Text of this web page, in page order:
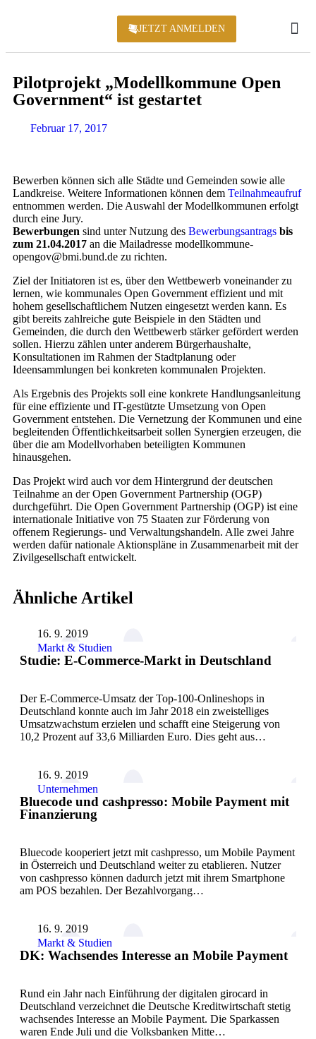
JETZT ANMELDEN
Pi­lot­pro­jekt „Mo­dell­kom­mu­ne Open
Go­ver­n­ment“ ist gestartet
Februar 17, 2017
Bewerben können sich alle Städte und Gemeinden sowie alle
Landkreise. Weitere Informationen können dem Teilnahmeaufruf
entnommen werden. Die Auswahl der Modellkommunen erfolgt
durch eine Jury.
Bewerbungen sind unter Nutzung des Bewerbungsantrags bis
zum 21.04.2017 an die Mailadresse modellkommune-
opengov@bmi.bund.de zu richten.
Ziel der Initiatoren ist es, über den Wettbewerb voneinander zu
lernen, wie kommunales Open Government effizient und mit
hohem gesellschaftlichem Nutzen eingesetzt werden kann. Es
gibt bereits zahlreiche gute Beispiele in den Städten und
Gemeinden, die durch den Wettbewerb stärker gefördert werden
sollen. Hierzu zählen unter anderem Bürgerhaushalte,
Konsultationen im Rahmen der Stadtplanung oder
Ideensammlungen bei konkreten kommunalen Projekten.
Als Ergebnis des Projekts soll eine konkrete Handlungsanleitung
für eine effiziente und IT-gestützte Umsetzung von Open
Government entstehen. Die Vernetzung der Kommunen und eine
begleitenden Öffentlichkeitsarbeit sollen Synergien erzeugen, die
über die am Modellvorhaben beteiligten Kommunen
hinausgehen.
Das Projekt wird auch vor dem Hintergrund der deutschen
Teilnahme an der Open Government Partnership (OGP)
durchgeführt. Die Open Government Partnership (OGP) ist eine
internationale Initiative von 75 Staaten zur Förderung von
offenem Regierungs- und Verwaltungshandeln. Alle zwei Jahre
werden dafür nationale Aktionspläne in Zusammenarbeit mit der
Zivilgesellschaft entwickelt.
Ähnliche Artikel
16. 9. 2019
Markt & Studien
Studie: E-Commerce-Markt in Deutschland
Der E-Commerce-Umsatz der Top-100-Onlineshops in
Deutschland konnte auch im Jahr 2018 ein zweistelliges
Umsatzwachstum erzielen und schafft eine Steigerung von
10,2 Prozent auf 33,6 Milliarden Euro. Dies geht aus…
16. 9. 2019
Unternehmen
Bluecode und cashpresso: Mobile Payment mit
Finanzierung
Bluecode kooperiert jetzt mit cashpresso, um Mobile Payment
in Österreich und Deutschland weiter zu etablieren. Nutzer
von cashpresso können dadurch jetzt mit ihrem Smartphone
am POS bezahlen. Der Bezahlvorgang…
16. 9. 2019
Markt & Studien
DK: Wachsendes Interesse an Mobile Payment
Rund ein Jahr nach Einführung der digitalen girocard in
Deutschland verzeichnet die Deutsche Kreditwirtschaft stetig
wachsendes Interesse an Mobile Payment. Die Sparkassen
waren Ende Juli und die Volksbanken Mitte…